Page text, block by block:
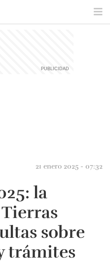
21 enero 2025 - 07:32
la
sobre
trámites